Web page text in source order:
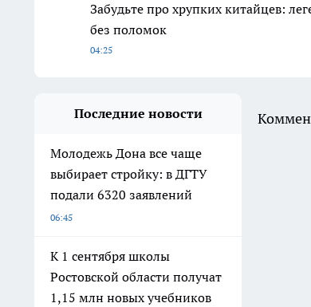
Забудьте про хрупких китайцев:
без поломок
04:25
Последние новости
Молодежь Дона все чаще
выбирает стройку: в ДГТУ
подали 6320 заявлений
06:45
К 1 сентября школы
Ростовской области получат
1,15 млн новых учебников